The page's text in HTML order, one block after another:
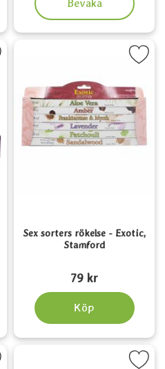
Bevaka
15 g som favorit
Sex sorters rökelse - Exotic,
Stamford
79 kr
Köp
sex sorters rökelse -
Stamford som favorit
Markera nag Champa,